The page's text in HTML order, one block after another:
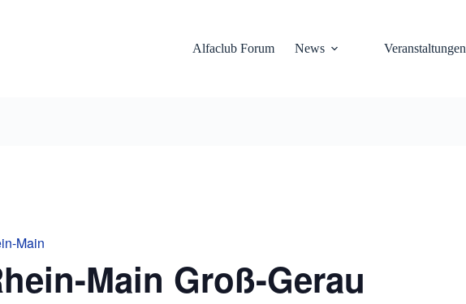
Alfaclub Forum
News Veranstaltungen
Main
Main Groß-Gerau